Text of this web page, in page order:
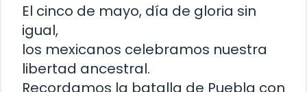
El cinco de mayo, día de gloria sin
igual,
los mexicanos celebramos nuestra
libertad ancestral.
Recordamos la batalla de Puebla con